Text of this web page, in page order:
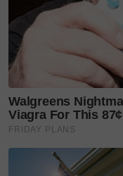
“Teruntuk isteriku
sayang atas
Artikel Berkaitan: